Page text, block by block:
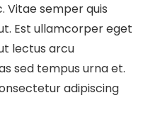
Vitae semper quis
Est ullamcorper eget
lectus arcu
sed tempus urna et.
adipiscing